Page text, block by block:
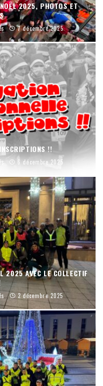
NOËL 2025, PHOTOS ET
7 décembre 2025
!!
6 décembre 2025
2025 AVEC LE COLLECTIF
2 décembre 2025